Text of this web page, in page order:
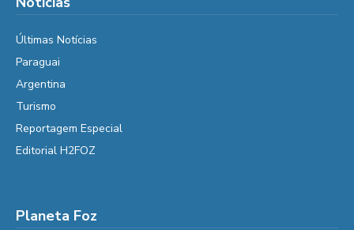
Últimas Notícias
Paraguai
Argentina
Turismo
Reportagem Especial
Editorial H2FOZ
Planeta Foz